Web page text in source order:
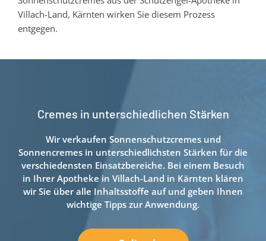
Villach-Land, Kärnten wirken Sie diesem Prozess
entgegen.
Cremes in unterschiedlichen Stärken
Wir verkaufen Sonnenschutzcremes und
Sonnencremes in unterschiedlichsten Stärken für die
verschiedensten Einsatzbereiche. Bei einem Besuch
in Ihrer Apotheke in Villach-Land in Kärnten klären
wir Sie über alle Inhaltsstoffe auf und geben Ihnen
wichtige Tipps zur Anwendung.